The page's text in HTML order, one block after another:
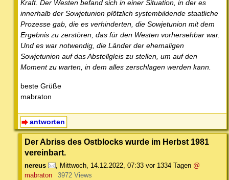
Kraft. Der Westen befand sich in einer Situation, in der es
innerhalb der Sowjetunion plötzlich systembildende staatliche
Prozesse gab, die es verhinderten, die Sowjetunion mit dem
Ergebnis zu zerstören, das für den Westen vorhersehbar war.
Und es war notwendig, die Länder der ehemaligen
Sowjetunion auf das Abstellgleis zu stellen, um auf den
Moment zu warten, in dem alles zerschlagen werden kann.
beste Grüße
mabraton
antworten
Der Abriss des Ostblocks wurde im Herbst 1981
vereinbart.
nereus , Mittwoch, 14.12.2022, 07:33 vor 1334 Tagen @
mabraton
3972 Views